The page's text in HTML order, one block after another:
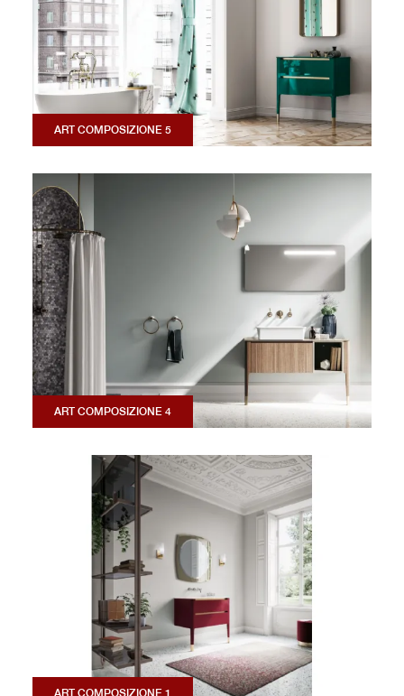
ART COMPOSIZIONE 5
ART COMPOSIZIONE 4